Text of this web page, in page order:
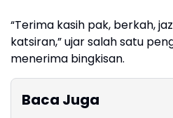
“Terima kasih pak, berkah,
katsiran,” ujar salah satu
menerima bingkisan.
Baca Juga